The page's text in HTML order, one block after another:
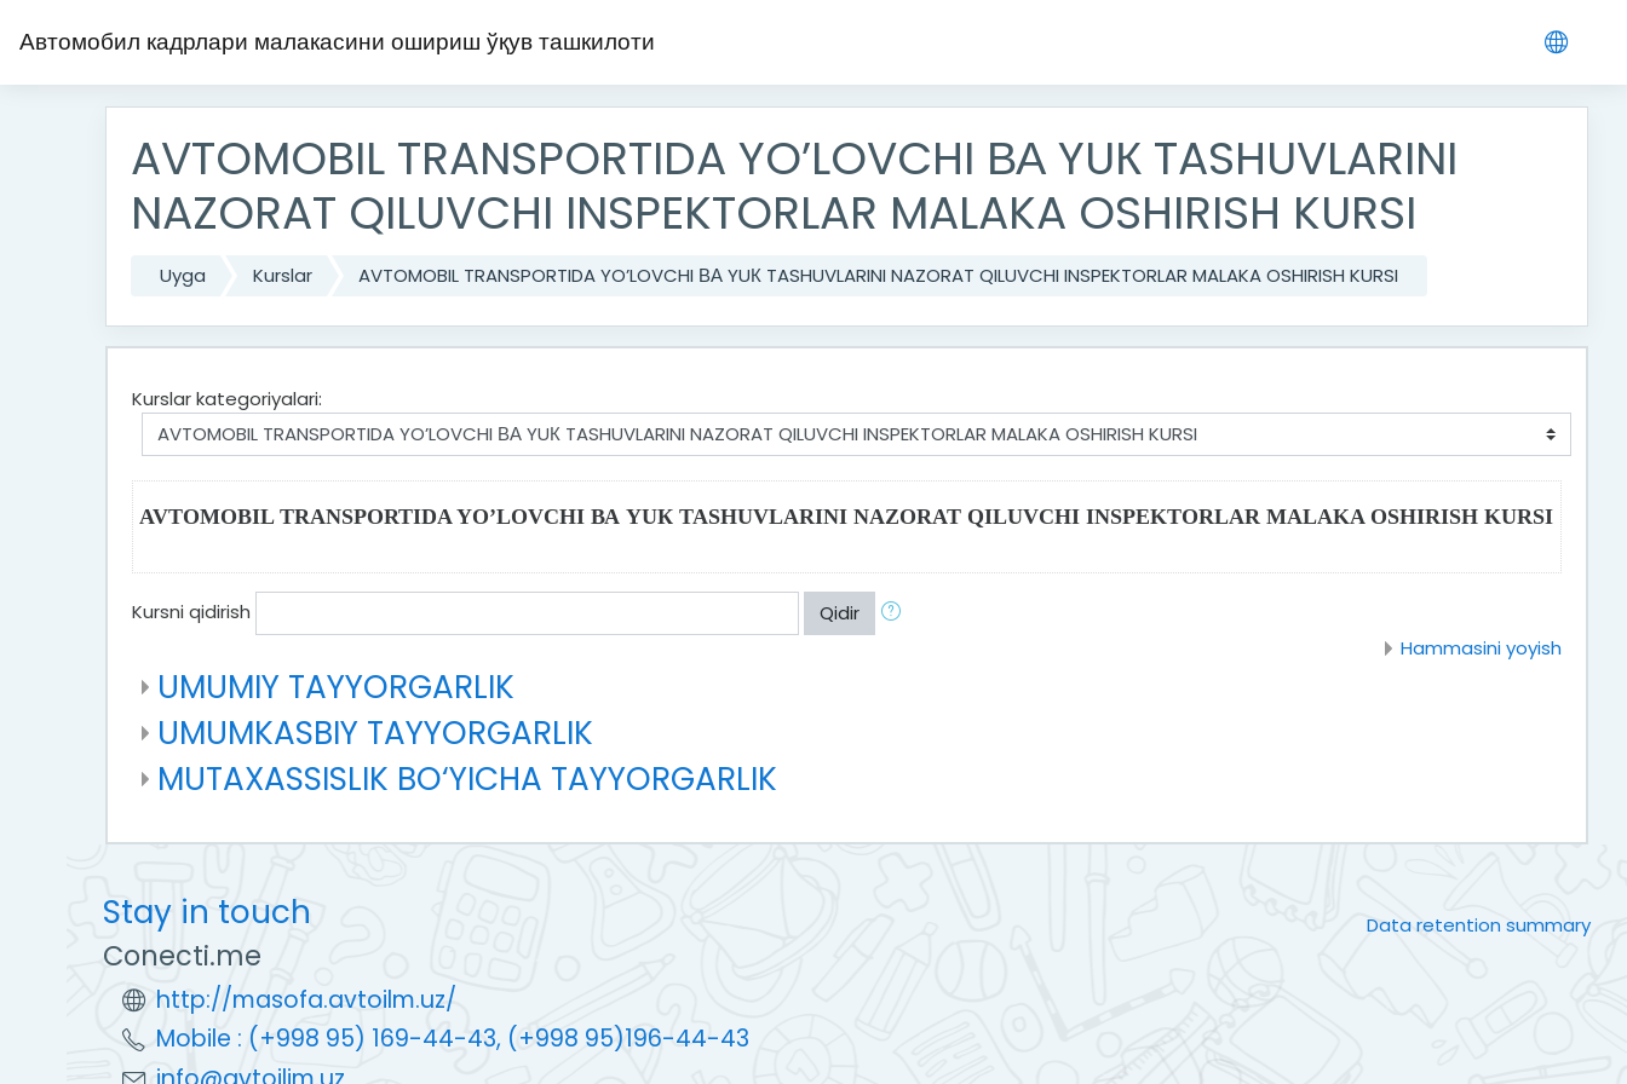
Автомобил кадрлари малакасини ошириш ўқув ташкилоти
AVTOMOBIL TRANSPORTIDA YO’LOVCHI ВА YUК TASHUVLARINI
NAZORAT QILUVCHI INSPEKTORLAR MALAKA OSHIRISH KURSI
Uyga Kurslar AVTOMOBIL TRANSPORTIDA YO’LOVCHI ВА YUК TASHUVLARINI NAZORAT QILUVCHI INSPEKTORLAR MALAKA OSHIRISH KURSI
Kurslar kategoriyalari:
AVTOMOBIL TRANSPORTIDA YO’LOVCHI ВА YUК TASHUVLARINI NAZORAT QILUVCHI INSPEKTORLAR MALAKA OSHIRISH KURSI
Kursni qidirish
Qidir
Hammasini yoyish
UMUMIY TAYYORGARLIK
UMUMKASBIY TAYYORGARLIK
MUTAXASSISLIK BO‘YICHA TAYYORGARLIK
Stay in touch
Conecti.me
http://masofa.avtoilm.uz/
Mobile : (+998 95) 169-44-43, (+998 95)196-44-43
Data retention summary